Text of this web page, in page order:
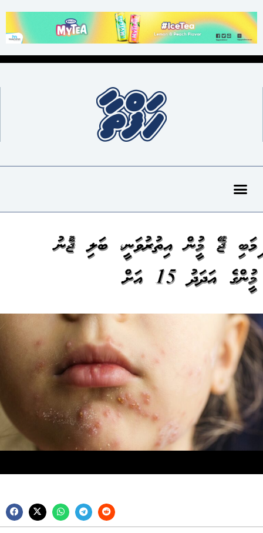
ހިމަބިހި ޖެހޭ މީހުން އިތުރުވަނީ، ބަލި ޖެހުނު
މީހުންގެ އަދަދު 15 އަށް